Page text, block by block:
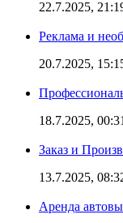
22.7.2025,
Реклама и
20.7.2025,
18.7.2025, 00:31
Заказ и
13.7.2025,
Аренда